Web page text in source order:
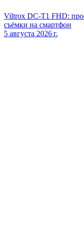
Viltrox DC‑T1 FHD:
съёмки на смартфон
5 августа 2026 г.